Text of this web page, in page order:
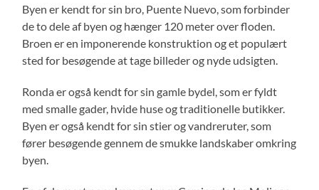
Byen er kendt for sin bro, Puente Nuevo, som forbinder
de to dele af byen og hænger 120 meter over floden.
Broen er en imponerende konstruktion og et populært
sted for besøgende at tage billeder og nyde udsigten.
Ronda er også kendt for sin gamle bydel, som er fyldt
med smalle gader, hvide huse og traditionelle butikker.
Byen er også kendt for sin stier og vandreruter, som
fører besøgende gennem de smukke landskaber omkring
byen.